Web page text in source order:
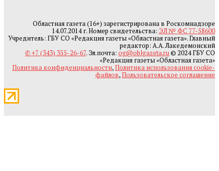
Областная газета (16+) зарегистрирована в Роскомнадзоре
14.07.2014 г. Номер свидетельства: ЭЛ № ФС 77-58600
Учредитель: ГБУ СО «Редакция газеты «Областная газета». Главный
редактор: А.А. Лакедемонский
✆ +7 (343) 355-26-67. Эл.почта: og@oblgazeta.ru© 2024 ГБУ СО
«Редакция газеты «Областная газета»
Политика конфиденциальности,Политика использования cookie-
файлов,Пользовательское соглашение